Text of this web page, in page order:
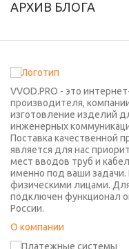
АРХИВ БЛОГА
VVOD.PRO - это
производителя,
изготовление изделий
инженерных
Поставка качественной
является для нас
мест вводов труб и
именно под ваши
физическими лицами.
подключен функционал
России.
О компании